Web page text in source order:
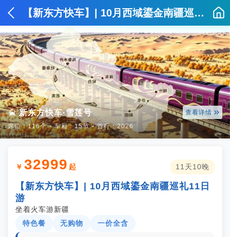
【新东方快车】| 10月西域鎏金南疆巡礼11日游
 新东方快车·雪莲号 查看详情 
席位：116个 ⦁ 车厢：15节 ⦁ 首行：2026
￥ 32999 起 11天10晚
【新东方快车】| 10月西域鎏金南疆巡礼11日
游
坐着火车游新疆
特色餐
无购物 一价全含